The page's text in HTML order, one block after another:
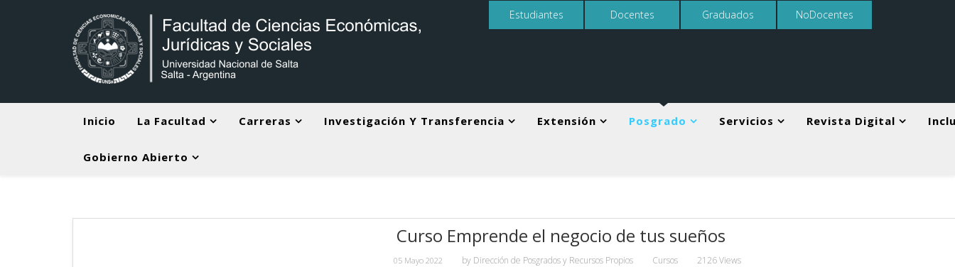
Estudiantes Docentes Graduados NoDocentes
Inicio La Facultad Carreras Investigación Y Transferencia Extensión Posgrado Servicios Revista Digital
Gobierno Abierto
Curso Emprende el negocio de tus sueños
05 Mayo 2022 by Dirección de Posgrados y Recursos Propios Cursos 2126 Views